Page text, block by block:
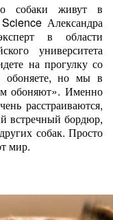
собаки живут в
Александра
в области
университета
на прогулку со
обоняете, но мы в
обоняют». Именно
расстраиваются,
встречный бордюр,
собак. Просто
мир.